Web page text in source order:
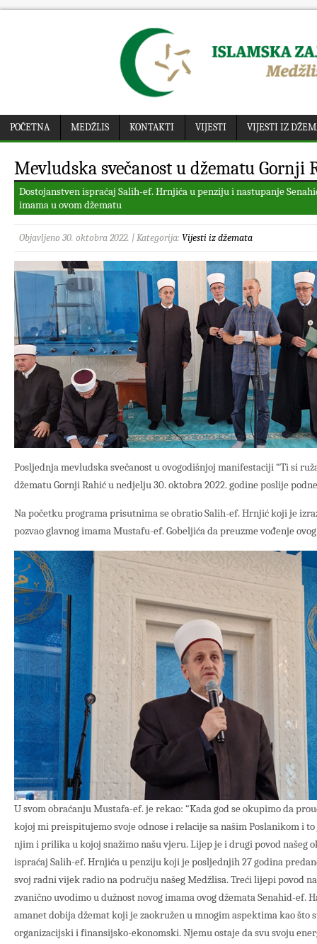
POČETNA MEDŽLIS KONTAKTI VIJESTI VIJESTI IZ
Mevludska svečanost u džematu Gornji
Dostojanstven ispraćaj Salih-ef. Hrnjića u penziju i nastupanje
imama u ovom džematu
Objavljeno 30. oktobra 2022. | Kategorija: Vijesti iz džemata
Posljednja mevludska svečanost u ovogodišnjoj manifestaciji “Ti si
džematu Gornji Rahić u nedjelju 30. oktobra 2022. godine poslije
Na početku programa prisutnima se obratio Salih-ef. Hrnjić koji je
pozvao glavnog imama Mustafu-ef. Gobeljića da preuzme vođenje
U svom obraćanju Mustafa-ef. je rekao: “Kada god se okupimo da
kojoj mi preispitujemo svoje odnose i relacije sa našim Poslanikom i
njim i prilika u kojoj snažimo našu vjeru. Lijep je i drugi povod našeg
ispraćaj Salih-ef. Hrnjića u penziju koji je posljednjih 27 godina
svoj radni vijek radio na području našeg Medžlisa. Treći lijepi povod
zvanično uvodimo u dužnost novog imama ovog džemata Senahid-ef.
amanet dobija džemat koji je zaokružen u mnogim aspektima kao
organizacijski i finansijsko-ekonomski. Njemu ostaje da svu svoju